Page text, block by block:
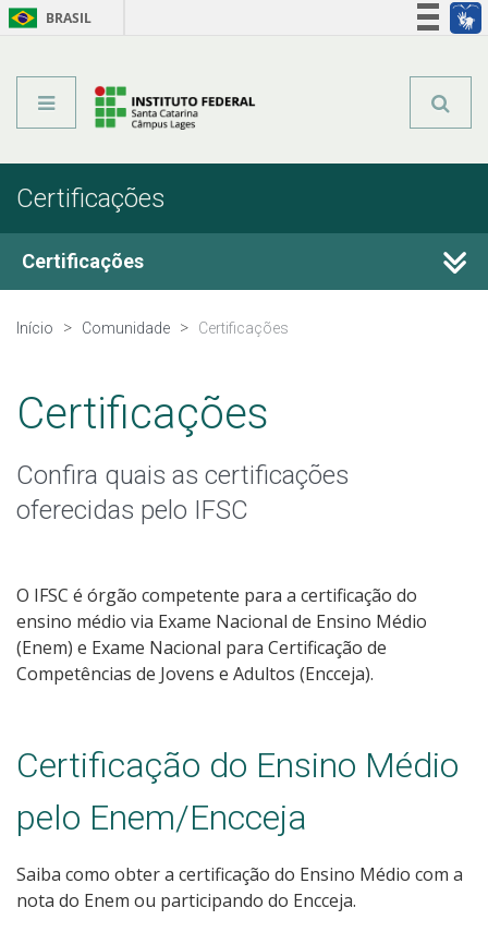
BRASIL
Certificações
Certificações
Certificação do Ensino Médio
Início Comunidade Certificações
Certificações
Confira quais as certificações
oferecidas pelo IFSC
O IFSC é órgão competente para a certificação do
ensino médio via Exame Nacional de Ensino Médio
(Enem) e Exame Nacional para Certificação de
Competências de Jovens e Adultos (Encceja).
Certificação do Ensino Médio
pelo Enem/Encceja
Saiba como obter a certificação do Ensino Médio com a
nota do Enem ou participando do Encceja.